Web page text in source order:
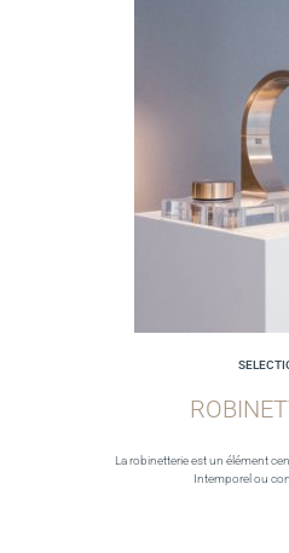
La robinetterie est un élément
Intemporel ou